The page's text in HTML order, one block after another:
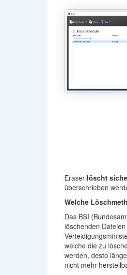
Eraser löscht
überschrieben
Welche
Das BSI
löschenden
welche die zu
werden, desto
nicht mehr